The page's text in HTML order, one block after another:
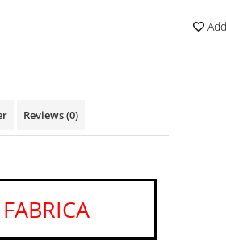
Reviews(0)